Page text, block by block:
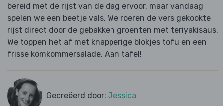
bereid met de rijst van de dag ervoor, maar vandaag
spelen we een beetje vals. We roeren de vers gekookte
rijst direct door de gebakken groenten met teriyakisaus.
We toppen het af met knapperige blokjes tofu en een
frisse komkommersalade. Aan tafel!
Gecreëerd door: Jessica